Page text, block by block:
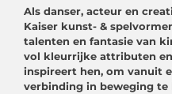
Als danser, acteur en
Kaiser kunst- &
talenten en fantasie van
vol kleurrijke attributen
inspireert hen, om vanuit
verbinding in beweging te